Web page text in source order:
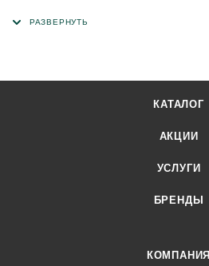
КАТАЛОГ
АКЦИИ
УСЛУГИ
БРЕНДЫ
КОМПАНИЯ